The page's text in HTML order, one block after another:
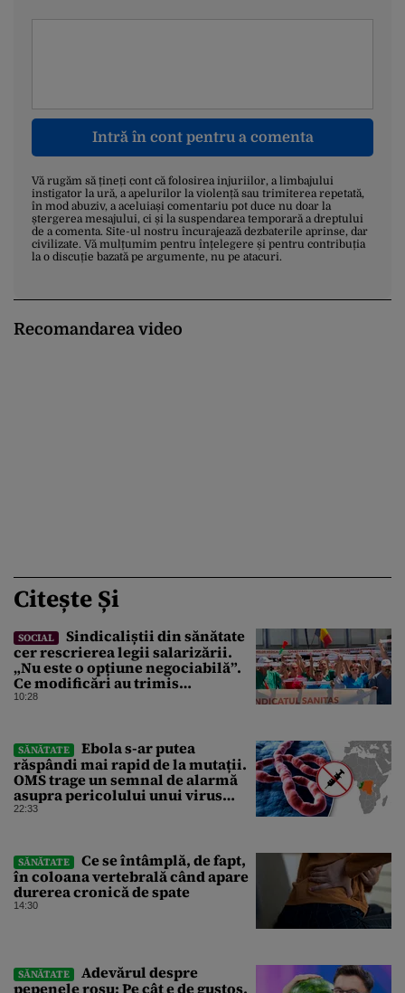
Intră în cont pentru a comenta
Vă rugăm să țineți cont că folosirea injuriilor, a limbajului
instigator la ură, a apelurilor la violență sau trimiterea repetată,
în mod abuziv, a aceluiași comentariu pot duce nu doar la
ștergerea mesajului, ci și la suspendarea temporară a dreptului
de a comenta. Site-ul nostru încurajează dezbaterile aprinse, dar
civilizate. Vă mulțumim pentru înțelegere și pentru contribuția
la o discuție bazată pe argumente, nu pe atacuri.
Recomandarea video
Citește Și
SOCIAL
Sindicaliștii din sănătate
cer rescrierea legii salarizării.
„Nu este o opțiune negociabilă”.
Ce modificări au trimis
Guvernului Bolojan
10:28
SĂNĂTATE
Ebola s-ar putea
răspândi mai rapid de la mutații.
OMS trage un semnal de alarmă
asupra pericolului unui virus
pentru care nu există vaccin
22:33
SĂNĂTATE
Ce se întâmplă, de fapt,
în coloana vertebrală când apare
durerea cronică de spate
14:30
SĂNĂTATE
Adevărul despre
pepenele roșu: Pe cât e de gustos,